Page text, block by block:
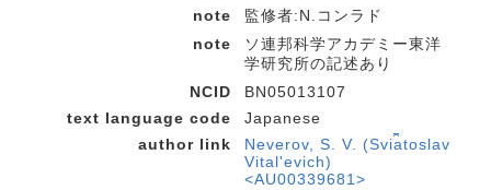
note
監修者:N.コンラド
note
ソ連邦科学アカデミー東洋
学研究所の記述あり
NCID
BN05013107
text language code
Japanese
author link
Neverov, S. V. (Svi︠a︡toslav
Vitalʹevich)
<AU00339681>